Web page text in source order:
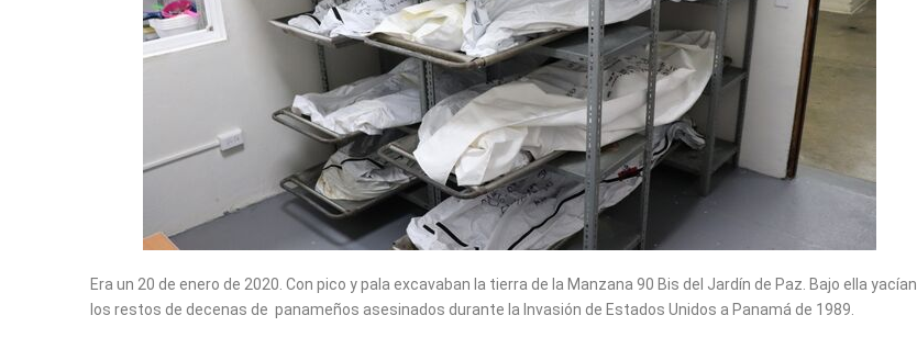
Era un 20 de enero de 2020. Con pico y pala excavaban la tierra de la Manzana 90 Bis del Jardín de Paz. Bajo ella yacían
los restos de decenas de panameños asesinados durante la Invasión de Estados Unidos a Panamá de 1989.